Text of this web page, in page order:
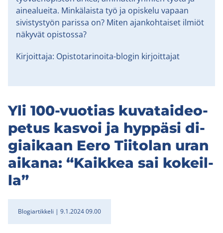
ainealueita. Minkälaista työ ja opiskelu vapaan
sivistystyön parissa on? Miten ajankohtaiset ilmiöt
näkyvät opistossa?
Kirjoittaja: Opistotarinoita-blogin kirjoittajat
Yli 100-​vuotias ku­va­tai­deo­
pe­tus kas­voi ja hyp­pä­si di­
giai­kaan Eero Tii­to­lan uran
ai­ka­na: “Kaik­kea sai ko­keil­
la”
Blogiartikkeli 9.1.2024 09.00